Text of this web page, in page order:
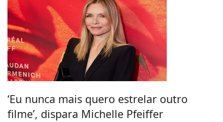
‘Eu nunca mais quero estrelar outro
filme’, dispara Michelle Pfeiffer